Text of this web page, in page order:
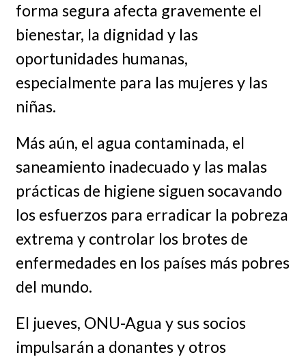
forma segura afecta gravemente el
bienestar, la dignidad y las
oportunidades humanas,
especialmente para las mujeres y las
niñas.
Más aún, el agua contaminada, el
saneamiento inadecuado y las malas
prácticas de higiene siguen socavando
los esfuerzos para erradicar la pobreza
extrema y controlar los brotes de
enfermedades en los países más pobres
del mundo.
El jueves, ONU-Agua y sus socios
impulsarán a donantes y otros